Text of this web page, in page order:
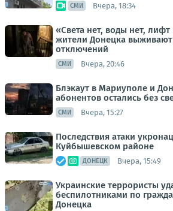
СМИ Вчера, 18:34
«Света нет, воды нет, лифт
жители Донецка
отключений
СМИ Вчера, 20:46
Блэкаут в Мариуполе и
абонентов остались без
СМИ Вчера, 15:27
Последствия атаки
Куйбышевском районе
ДОНЕЦК Вчера, 15:49
Украинские террористы
беспилотниками по
Донецка